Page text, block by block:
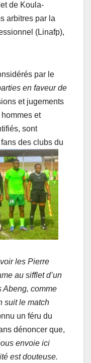
de Koula-
arbitres par la
(Linafp),
par le
en faveur de
et jugements
et
sont
des clubs du
les Pierre
au sifflet d’un
Abeng, comme
suit le match
un féru du
dénoncer que,
envoie ici
est douteuse.